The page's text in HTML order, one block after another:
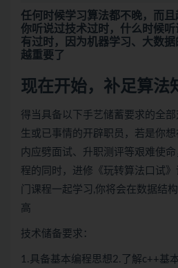
任何时候学习算法都不晚，而且
你听说过技术过时，什么时候
有过时，因为机器学习、 大数据
越重要了
现在开始，补足算法
得当具备以下手艺储蓄要求的全部
生或已事情的开辟职员，若是你想
内应劈面试、升职测评等艰难使
程的同时，进修《玩转算法口试》
门课程一起学习,你将会在数据结
高
技术储备要求：
1.具备基本编程思想2.了解c++基